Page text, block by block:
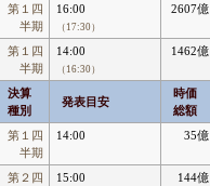
第１四
半期
16:00
（17:30）
2607億
第１四
半期
14:00
（16:30）
1462億
決算
種別
発表目安
時価
総額
第１四
半期
14:00 35億
第２四
15:00 144億